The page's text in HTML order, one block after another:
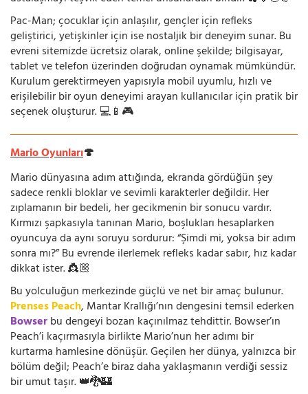
Pac-Man; çocuklar için anlaşılır, gençler için refleks
geliştirici, yetişkinler için ise nostaljik bir deneyim sunar. Bu
evreni sitemizde ücretsiz olarak, online şekilde; bilgisayar,
tablet ve telefon üzerinden doğrudan oynamak mümkündür.
Kurulum gerektirmeyen yapısıyla mobil uyumlu, hızlı ve
erişilebilir bir oyun deneyimi arayan kullanıcılar için pratik bir
seçenek oluşturur. 💻📱🎮
Mario Oyunları🍄
Mario dünyasına adım attığında, ekranda gördüğün şey
sadece renkli bloklar ve sevimli karakterler değildir. Her
zıplamanın bir bedeli, her gecikmenin bir sonucu vardır.
Kırmızı şapkasıyla tanınan Mario, boşlukları hesaplarken
oyuncuya da aynı soruyu sordurur: “Şimdi mi, yoksa bir adım
sonra mı?” Bu evrende ilerlemek refleks kadar sabır, hız kadar
dikkat ister. 👸🏼
Bu yolculuğun merkezinde güçlü ve net bir amaç bulunur.
Prenses Peach, Mantar Krallığı’nın dengesini temsil ederken
Bowserbu dengeyi bozan kaçınılmaz tehdittir. Bowser’ın
Peach’i kaçırmasıyla birlikte Mario’nun her adımı bir
kurtarma hamlesine dönüşür. Geçilen her dünya, yalnızca bir
bölüm değil; Peach’e biraz daha yaklaşmanın verdiği sessiz
bir umut taşır. 👑🐉🏰